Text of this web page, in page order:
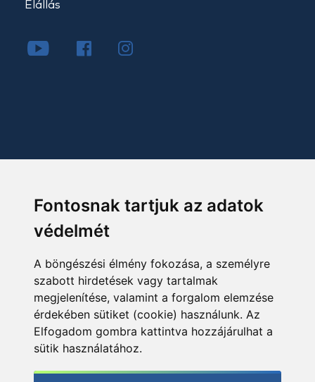
Fontosnak tartjuk az adatok
védelmét
A böngészési élmény fokozása, a személyre
szabott hirdetések vagy tartalmak
megjelenítése, valamint a forgalom elemzése
érdekében sütiket (cookie) használunk. Az
Elfogadom gombra kattintva hozzájárulhat a
sütik használatához.
Elállás